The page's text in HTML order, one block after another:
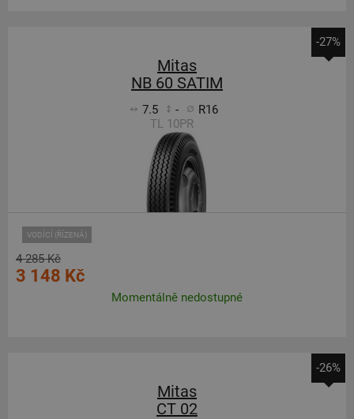
-27%
Mitas
NB 60 SATIM
7.5 -
R16
TL 10PR
VODÍCÍ (ŘÍZENÁ)
4 285 Kč
3 148 Kč
Momentálně nedostupné
-26%
Mitas
CT 02